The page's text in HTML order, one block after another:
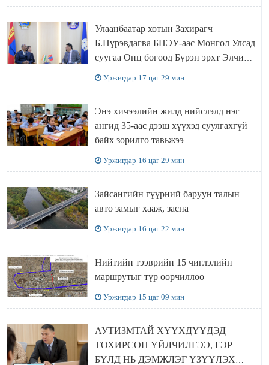
Улаанбаатар хотын Захирагч
Б.Пүрэвдагва БНЭУ-аас Монгол Улсад
суугаа Онц бөгөөд Бүрэн эрхт Элчин
Уржигдар 17 цаг 29 мин
Энэ хичээлийн жилд нийслэлд нэг
ангид 35-аас дээш хүүхэд суулгахгүй
байх зорилго тавьжээ
Уржигдар 16 цаг 29 мин
Зайсангийн гүүрний баруун талын
авто замыг хааж, засна
Уржигдар 16 цаг 22 мин
Нийтийн тээврийн 15 чиглэлийн
маршрутыг түр өөрчиллөө
Уржигдар 15 цаг 09 мин
АУТИЗМТАЙ ХҮҮХДҮҮДЭД
ТОХИРСОН ҮЙЛЧИЛГЭЭ, ГЭР
БҮЛД НЬ ДЭМЖЛЭГ ҮЗҮҮЛЭХ